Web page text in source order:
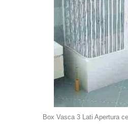
Box Vasca 3 Lati Apertura